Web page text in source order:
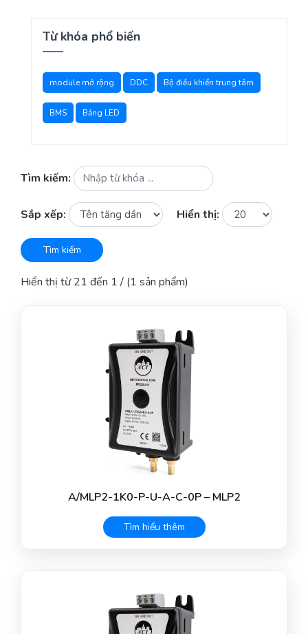
Từ khóa phổ biến
module mở rộng DDC Bộ điều khiển trung tâm
BMS Bảng LED
Tìm kiếm:
Sắp xếp: Hiển thị:
Tìm kiếm
Hiển thị từ 21 đến 1 / (1 sản phẩm)
A/MLP2-1K0-P-U-A-C-0P – MLP2
Tìm hiểu thêm